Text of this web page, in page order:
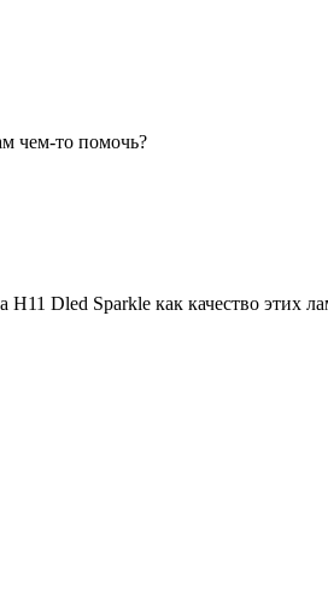
чем-то помочь?
H11 Dled Sparkle как качество этих